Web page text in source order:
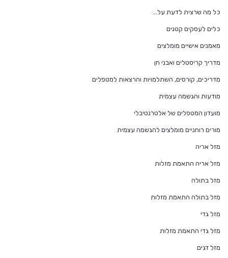
כל מה שרצית לדעת על…
כלים לעסקים קטנים
מאמנים אישיים מומלצים
מדריך קריסטלים ואבני חן
מדריכים, קורסים, השתלמויות והרצאות למטפלים
מודעות והגשמה עצמית
מועדון המטפלים של אלטרנטיבלי
מורים רוחניים מומלצים להגשמה עצמית
מזל אריה
מזל אריה התאמת מזלות
מזל בתולה
מזל בתולה התאמת מזלות
מזל גדי
מזל גדי התאמת מזלות
מזל דגים